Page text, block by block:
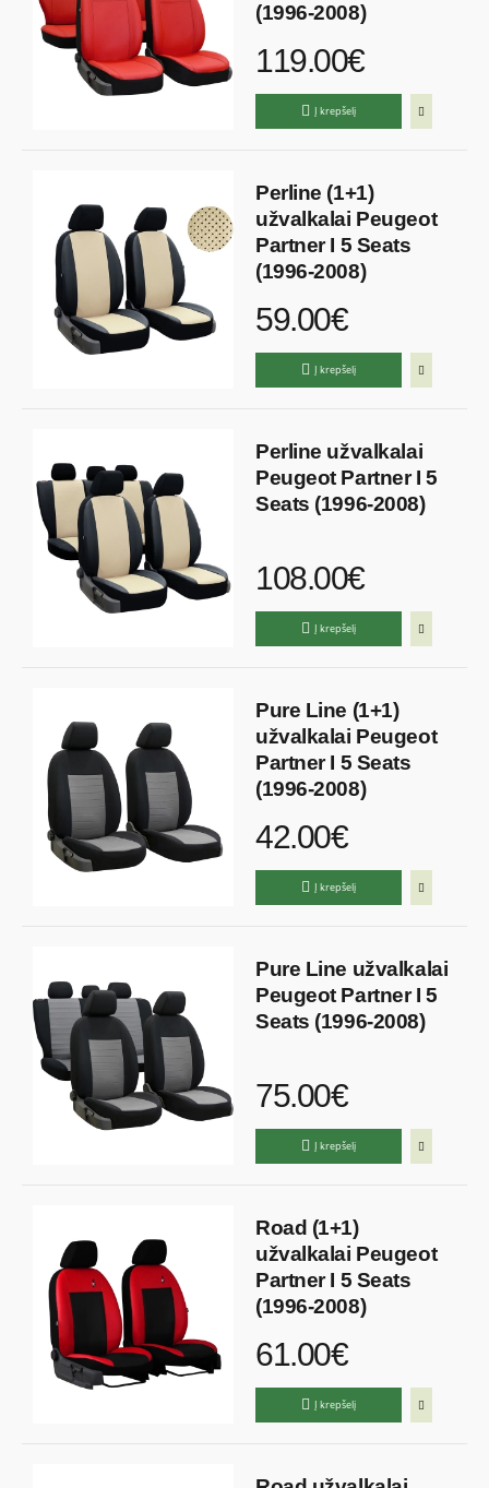
(1996-2008)
119.00€
Į krepšelį
Perline (1+1)
užvalkalai Peugeot
Partner I 5 Seats
(1996-2008)
59.00€
Į krepšelį
Perline užvalkalai
Peugeot Partner I 5
Seats (1996-2008)
108.00€
Į krepšelį
Pure Line (1+1)
užvalkalai Peugeot
Partner I 5 Seats
(1996-2008)
42.00€
Į krepšelį
Pure Line užvalkalai
Peugeot Partner I 5
Seats (1996-2008)
75.00€
Į krepšelį
Road (1+1)
užvalkalai Peugeot
Partner I 5 Seats
(1996-2008)
61.00€
Į krepšelį